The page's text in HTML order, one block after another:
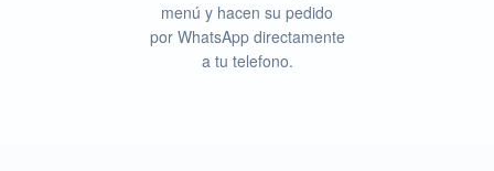
menú y hacen su pedido
por WhatsApp directamente
a tu telefono.